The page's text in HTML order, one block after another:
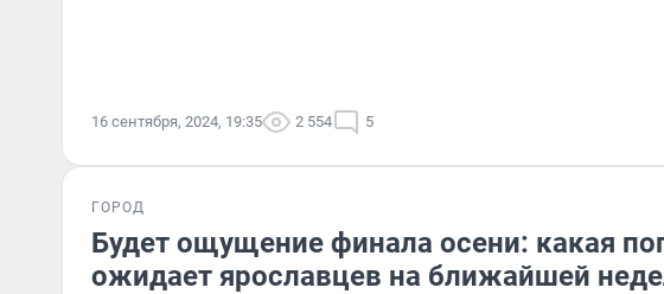
16 сентября, 2024, 19:35 2 554 5
ГОРОД
Будет ощущение финала осени: какая
ожидает ярославцев на ближайшей